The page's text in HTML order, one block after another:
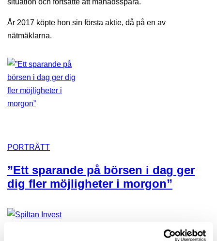
situation och fortsatte att månadsspara.
År 2017 köpte hon sin första aktie, då på en av
nätmäklarna.
PORTRÄTT
”Ett sparande på börsen i dag ger
dig fler möjligheter i morgon”